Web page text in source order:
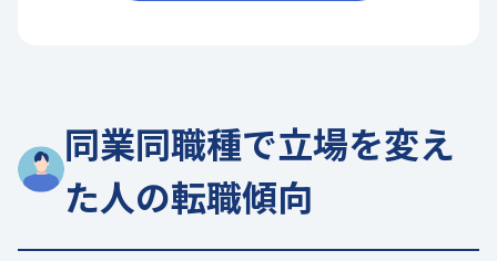
同業同職種で立場を変え
た人の転職傾向